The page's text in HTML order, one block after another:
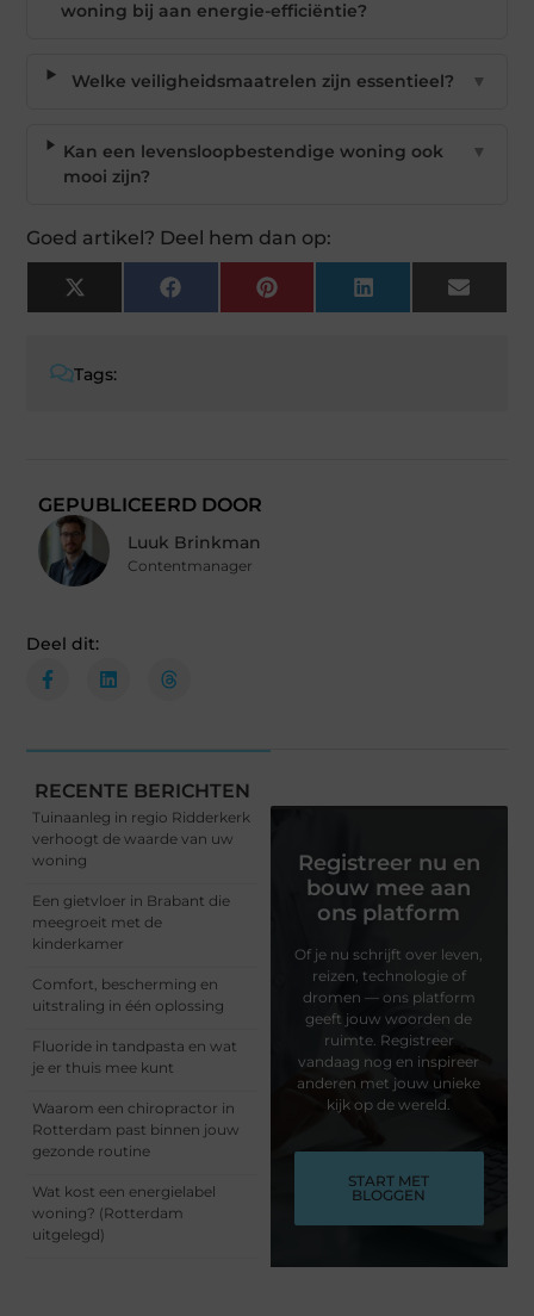
woning bij aan energie-efficiëntie?
Welke veiligheidsmaatrelen zijn essentieel? ▼
Kan een levensloopbestendige woning ook
mooi zijn?
▼
Goed artikel? Deel hem dan op:
X
(Twitter)
Facebook Pinterest LinkedIn Email
Tags:
GEPUBLICEERD DOOR
Luuk Brinkman
Contentmanager
Deel dit:
RECENTE BERICHTEN
Tuinaanleg in regio Ridderkerk
verhoogt de waarde van uw
woning
Een gietvloer in Brabant die
meegroeit met de
kinderkamer
Comfort, bescherming en
uitstraling in één oplossing
Fluoride in tandpasta en wat
je er thuis mee kunt
Waarom een chiropractor in
Rotterdam past binnen jouw
gezonde routine
Wat kost een energielabel
woning? (Rotterdam
uitgelegd)
Registreer nu en
bouw mee aan
ons platform
Of je nu schrijft over leven,
reizen, technologie of
dromen — ons platform
geeft jouw woorden de
ruimte. Registreer
vandaag nog en inspireer
anderen met jouw unieke
kijk op de wereld.
START MET
BLOGGEN